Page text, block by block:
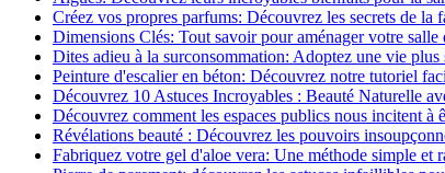
Créez vos propres parfums: Découvrez les secrets de la
Dimensions Clés: Tout savoir pour aménager votre salle
Dites adieu à la surconsommation: Adoptez une vie plus
Peinture d'escalier en béton: Découvrez notre tutoriel
Découvrez 10 Astuces Incroyables : Beauté Naturelle
Découvrez comment les espaces publics nous incitent à
Révélations beauté : Découvrez les pouvoirs
Fabriquez votre gel d'aloe vera: Une méthode simple et